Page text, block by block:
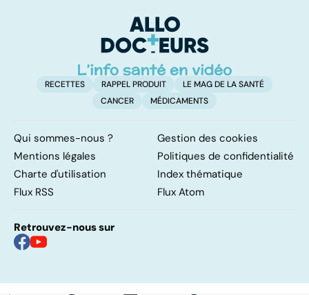
l'artère
pulmonaire
RECETTES RAPPEL PRODUIT
LE MAG DE LA SANTÉ
CANCER
MÉDICAMENTS
Qui sommes-nous ?
Gestion des cookies
Mentions légales
Politiques de confidentialité
Charte d'utilisation
Index thématique
Flux RSS
Flux Atom
Retrouvez-nous sur